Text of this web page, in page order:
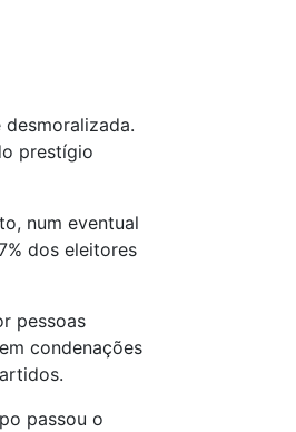
prestígio
num eventual
dos eleitores
pessoas
condenações
passou o